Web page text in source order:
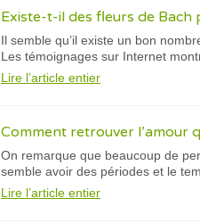
Existe-t-il des fleurs de
Il semble qu’il existe un bon
Les témoignages sur Internet
Lire l’article entier
Comment retrouver l’amour
On remarque que beaucoup de
semble avoir des périodes et le
Lire l’article entier